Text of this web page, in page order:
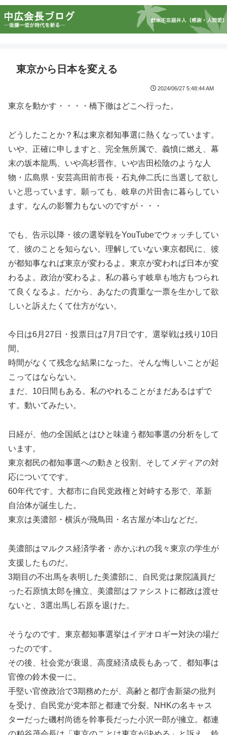
東京から日本を変える
2024/06/27 5:48:44 AM
東京を動かす・・・・橋下徹はどこへ行った。
どうしたことか？私は東京都知事選に熱くなっています。
いや、正確に申しますと、完全無所属で、義憤に燃え、幕
末の坂本龍馬、いや高杉晋作。いや吉田松陰のような人
物・広島県・安芸高田前市長・石丸伸二氏に当選して欲し
いと思っています。願っても、岐阜の片田舎に暮らしてい
ます。なんの影響力もないのですが・・・
でも、告示以降・彼の選挙戦をYouTubeでウォッチしてい
て、彼のことを知らない。理解していない東京都民に、彼
が都知事なれば東京が変わるよ。東京が変われば日本が変
わるよ。政治が変わるよ。私の暮らす岐阜も地方もつられ
て良くなるよ。だから、あなたの貴重な一票を生かして欲
しいと訴えたくて仕方がない。
今日は6月27日・投票日は7月7日です。選挙戦は残り10日
間。
時間がなくて残念な結果になった。そんな悔しいことが起
こってはならない。
まだ、10日間もある。私のやれることがまだあるはずで
す。動いてみたい。
日経が、他の全国紙とはひと味違う都知事選の分析をして
います。
東京都民の都知事選への動きと役割、そしてメディアの対
応についてです。
60年代です。大都市に自民党政権と対峙する形で、革新
自治体が誕生した。
東京は美濃部・横浜が飛鳥田・名古屋が本山などだ。
美濃部はマルクス経済学者・赤かぶれの我々東京の学生が
支援したものだ。
3期目の不出馬を表明した美濃部に、自民党は衆院議員だ
った石原慎太郎を擁立、美濃部はファシストに都政は渡せ
ないと、3選出馬し石原を退けた。
そうなのです。東京都知事選挙はイデオロギー対決の場だ
ったのです。
その後、社会党が衰退、高度経済成長もあって、都知事は
官僚の鈴木俊一に。
手堅い官僚政治で3期務めたが、高齢と都庁舎新築の批判
を受け、自民党が党本部と都連で分裂。NHKの名キャス
ターだった磯村尚徳を幹事長だった小沢一郎が擁立。都連